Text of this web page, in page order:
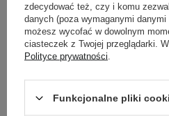
zdecydować też, czy i komu
danych (poza wymaganymi
możesz wycofać w dowolnym
ciasteczek z Twojej przeglądarki.
Polityce prywatności
Funkcjonalne pliki